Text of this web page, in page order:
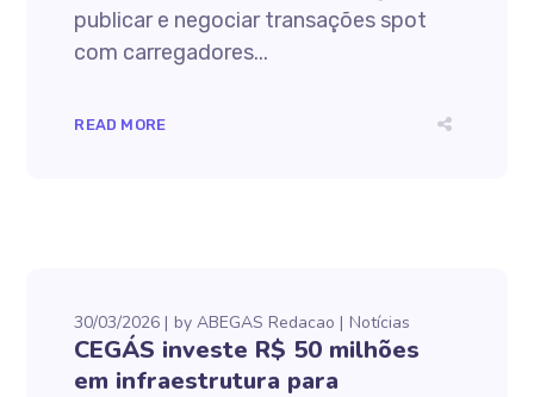
publicar e negociar transações spot
com carregadores...
READ MORE
30/03/2026 byABEGAS Redacao Notícias
CEGÁS investe R$ 50 milhões
em infraestrutura para